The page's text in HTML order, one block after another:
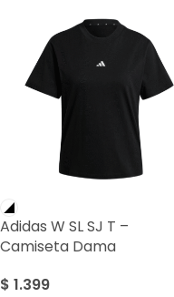
Adidas W SL SJ T –
Camiseta Dama
$ 1.399